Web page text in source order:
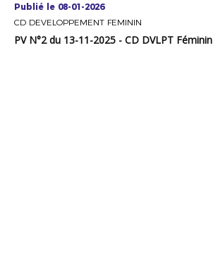
Publié le 08-01-2026
CD DEVELOPPEMENT FEMININ
PV N°2 du 13-11-2025 - CD DVLPT Féminin